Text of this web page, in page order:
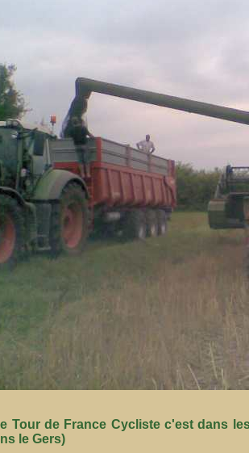
Tour de France Cycliste c'est dans
le Gers)